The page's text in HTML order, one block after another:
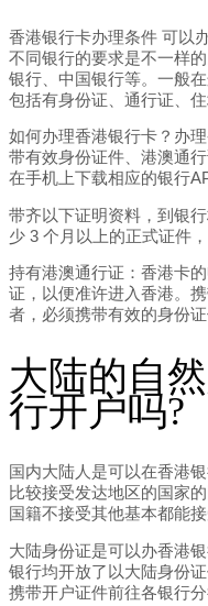
香港银行卡办理条件 可以
不同银行的要求是不一样
银行、中国银行等。一般
包括有身份证、通行证、
如何办理香港银行卡？办
带有效身份证件、港澳通
在手机上下载相应的银行
带齐以下证明资料，到银
少 3 个月以上的正式证件
持有港澳通行证：香港卡
证，以便准许进入香港。
者，必须携带有效的身份
大陆的自
行开户吗?
国内大陆人是可以在香港
比较接受发达地区的国家
国籍不接受其他基本都能
大陆身份证是可以办香港
银行均开放了以大陆身份
携带开户证件前往各银行分